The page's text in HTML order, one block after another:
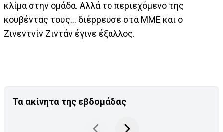
κλίμα στην ομάδα. Αλλά το περιεχόμενο της
κουβέντας τους... διέρρευσε στα ΜΜΕ και ο
Ζινεντνίν Ζιντάν έγινε έξαλλος.
Τα ακίνητα της εβδομάδας